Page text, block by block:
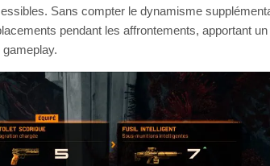
Sans compter le dynamisme
pendant les affrontements, apportant un